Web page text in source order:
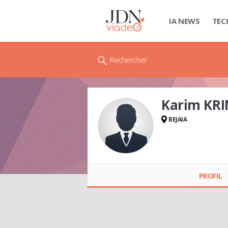
IA NEWS
Rechercher
Karim
BEJAIA
PROFIL